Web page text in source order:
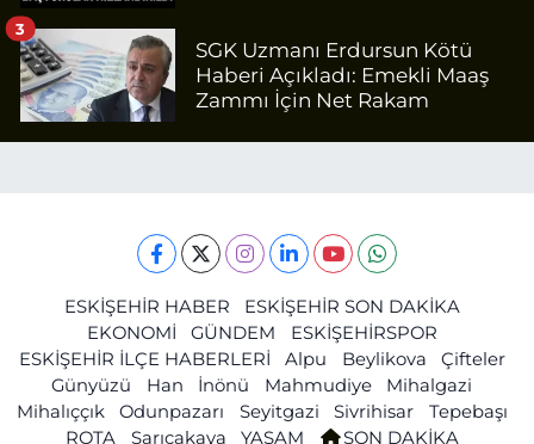
SGK Uzmanı Erdursun Kötü
Haberi Açıkladı: Emekli Maaş
Zammı İçin Net Rakam
3
ESKİŞEHİR HABER
ESKİŞEHİR SON DAKİKA
EKONOMİ
GÜNDEM
ESKİŞEHİRSPOR
ESKİŞEHİR İLÇE HABERLERİ
Alpu Beylikova
Çifteler
Günyüzü
Han İnönü Mahmudiye
Mihalgazi
Mihalıççık
Odunpazarı Seyitgazi Sivrihisar
Tepebaşı
ROTA
Sarıcakaya YAŞAM
SON DAKİKA